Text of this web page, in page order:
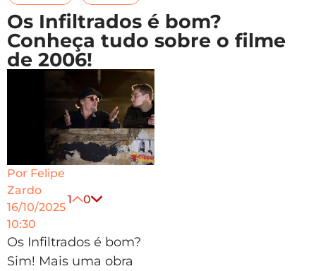
Os Infiltrados é bom?
Conheça tudo sobre o filme
de 2006!
Por Felipe
Zardo
16/10/2025
10:30
0
1
Os Infiltrados é bom?
Sim! Mais uma obra